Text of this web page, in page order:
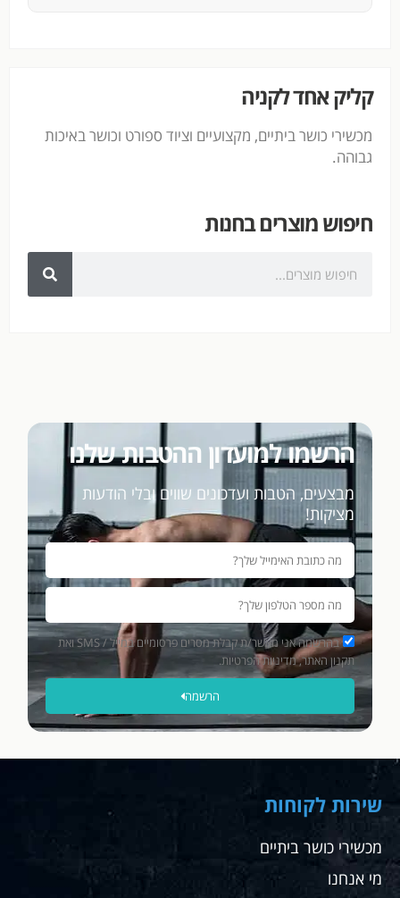
קליק אחד לקניה
מכשירי כושר ביתיים, מקצועיים וציוד ספורט וכושר באיכות
גבוהה.
חיפוש מוצרים בחנות
הרשמו למועדון ההטבות שלנו
מבצעים, הטבות ועדכונים שווים ובלי הודעות
מציקות!
בהרשמה אני מאשר/ת קבלת מסרים פרסומיים במייל / SMS ואת
תקנון האתר, מדיניות הפרטיות.
הרשמה
שירות לקוחות
מכשירי כושר ביתיים
מי אנחנו